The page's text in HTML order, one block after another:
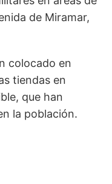
de Miramar,
colocado en
tiendas en
que han
la población.